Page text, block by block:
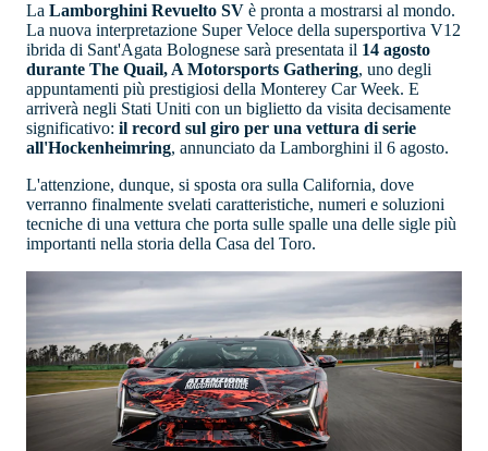
La Lamborghini Revuelto SV è pronta a mostrarsi al mondo.
La nuova interpretazione Super Veloce della supersportiva V12
ibrida di Sant'Agata Bolognese sarà presentata il 14 agosto
durante The Quail, A Motorsports Gathering, uno degli
appuntamenti più prestigiosi della Monterey Car Week. E
arriverà negli Stati Uniti con un biglietto da visita decisamente
significativo: il record sul giro per una vettura di serie
all'Hockenheimring, annunciato da Lamborghini il 6 agosto.
L'attenzione, dunque, si sposta ora sulla California, dove
verranno finalmente svelati caratteristiche, numeri e soluzioni
tecniche di una vettura che porta sulle spalle una delle sigle più
importanti nella storia della Casa del Toro.